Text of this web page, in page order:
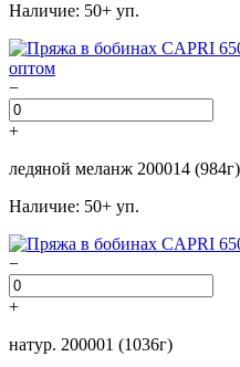
Наличие: 50+ уп.
−
+
ледяной меланж 200014 (984г)
Наличие: 50+ уп.
−
+
натур. 200001 (1036г)